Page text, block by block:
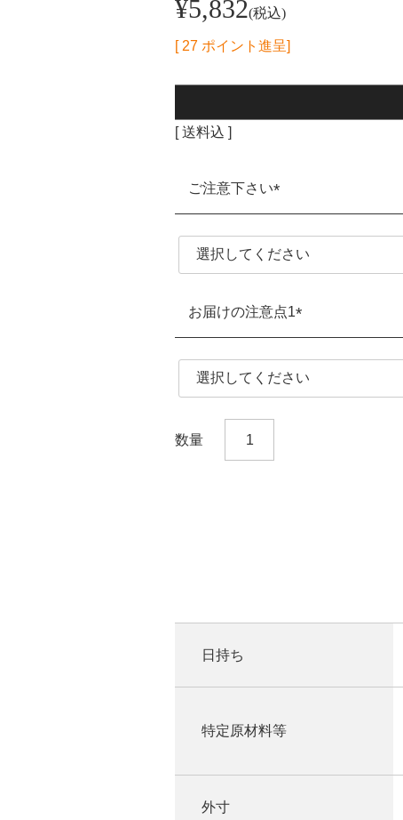
¥5,832 税込
[ 27 ポイント進呈]
送料込
ご注意下さい
(必
須)
お届けの注意点1
(必
須)
日持ち
特定原材料等
外寸